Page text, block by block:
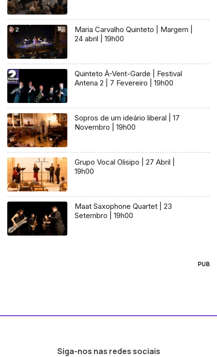
Maria Carvalho Quinteto | Margem |
24 abril | 19h00
Quinteto À-Vent-Garde | Festival
Antena 2 | 7 Fevereiro | 19h00
Sopros de um ideário liberal | 17
Novembro | 19h00
Grupo Vocal Olisipo | 27 Abril |
19h00
Maat Saxophone Quartet | 23
Setembro | 19h00
PUB
Siga-nos nas redes sociais